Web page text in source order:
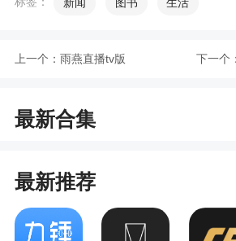
小编评价
1、强大的搜索功能让你快速
体验
内部功能齐全。用户通过这款软
开通会员
上一个： 雨燕直播tv版 下一个：
最新合集
最新推荐